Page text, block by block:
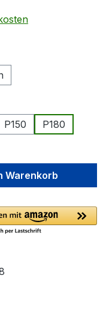
P150
P180
Warenkorb